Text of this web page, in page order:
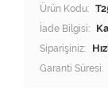
Ürün Kodu:
İade Bilgisi:
Siparişiniz:
Garanti Süresi: